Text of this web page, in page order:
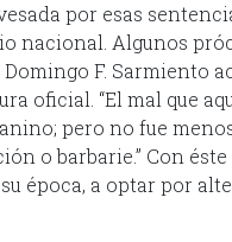
por esas
nacional. Algunos
F. Sarmiento
oficial. “El mal que
pero no fue
o barbarie.” Con
época, a optar por